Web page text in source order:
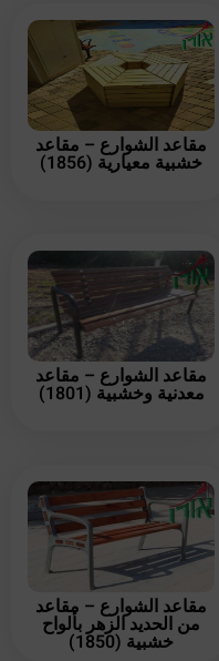
مقاعد الشوارع – مقاعد
خشبية معيارية (1856)
مقاعد الشوارع – مقاعد
معدنية وخشبية (1801)
مقاعد الشوارع – مقاعد
من الحديد الزهر بألواح
خشبية (1850)